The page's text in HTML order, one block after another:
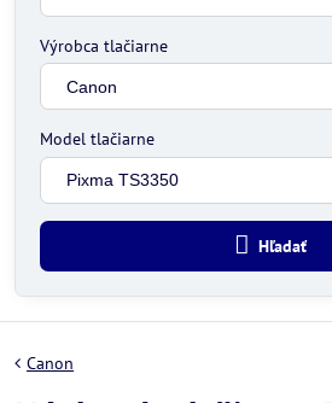
Výrobca tlačiarne
Model tlačiarne
Hľadať
Canon